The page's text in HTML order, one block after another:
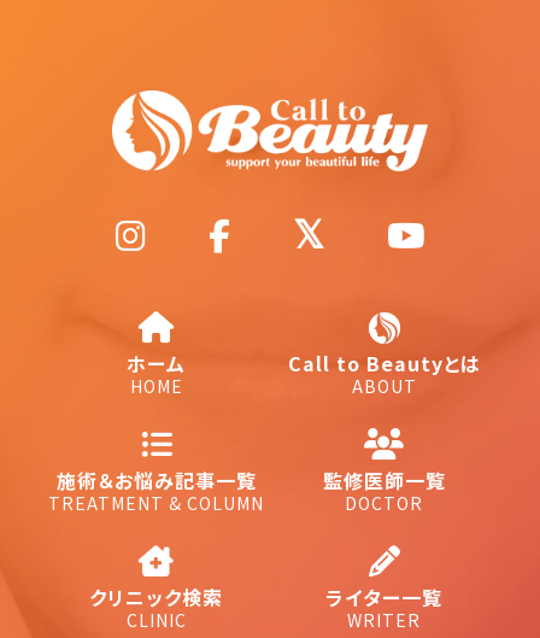
ホーム
HOME
Call to Beautyとは
ABOUT
施術＆お悩み記事一覧
TREATMENT & COLUMN
監修医師一覧
DOCTOR
クリニック検索
CLINIC
ライター一覧
WRITER